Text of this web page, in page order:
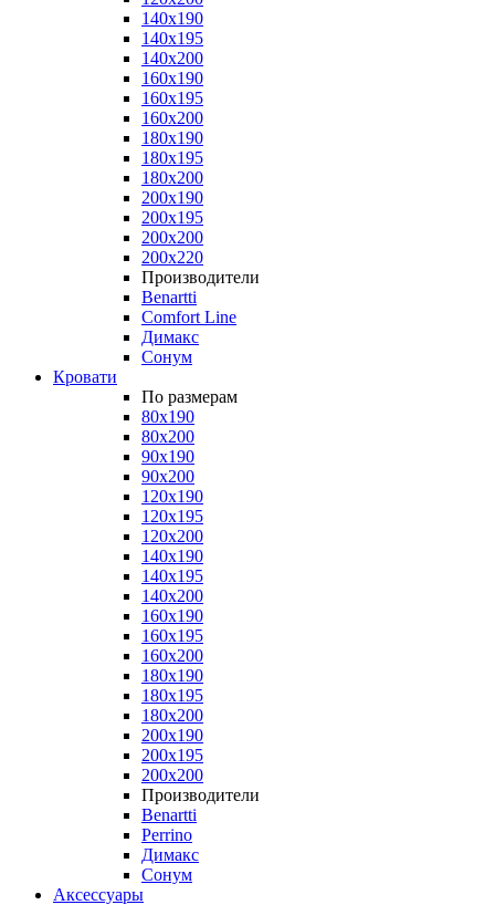
140x190
140x195
140x200
160x190
160x195
160x200
180x190
180x195
180x200
200x190
200x195
200x200
200x220
Производители
Benartti
Comfort Line
Димакс
Сонум
Кровати
По размерам
80x190
80x200
90x190
90x200
120x190
120x195
120x200
140x190
140x195
140x200
160x190
160x195
160x200
180x190
180x195
180x200
200x190
200x195
200x200
Производители
Benartti
Perrino
Димакс
Сонум
Аксессуары